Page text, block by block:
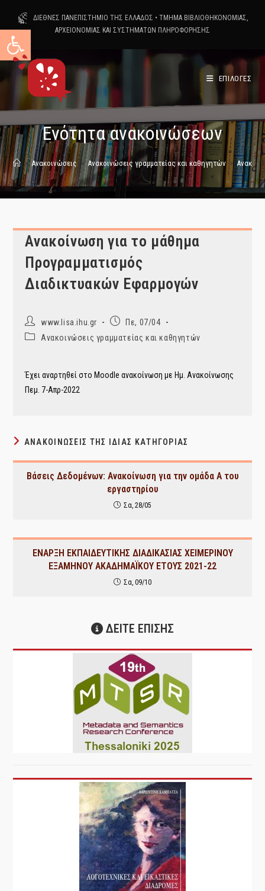
Ανοίξτε τη γραμμή εργαλείων
content
ΔΙΕΘΝΕΣ ΠΑΝΕΠΙΣΤΗΜΙΟ ΤΗΣ ΕΛΛΑΔΟΣ • ΤΜΗΜΑ ΒΙΒΛΙΟΘΗΚΟΝΟΜΙΑΣ,
ΑΡΧΕΙΟΝΟΜΙΑΣ ΚΑΙ ΣΥΣΤΗΜΑΤΩΝ ΠΛΗΡΟΦΟΡΗΣΗΣ
ΕΠΙΛΟΓΕΣ
Ενότητα ανακοινώσεων
> Ανακοινώσεις > Ανακοινώσεις γραμματείας και καθηγητών >
Ανακοίνωση για το μάθημα
Προγραμματισμός
Διαδικτυακών Εφαρμογών
Post
author:
www.lisa.ihu.gr
PostΠε, 07/04
PostΑνακοινώσεις γραμματείας και καθηγητών
Έχει αναρτηθεί στο Moodle ανακοίνωση με Ημ. Ανακοίνωσης
Πεμ. 7-Απρ-2022
ΑΝΑΚΟΙΝΏΣΕΙΣ ΤΗΣ ΊΔΙΑΣ ΚΑΤΗΓΟΡΊΑΣ
Βάσεις Δεδομένων: Ανακοίνωση για την ομάδα Α του
εργαστηρίου
Σα, 28/05
ΕΝΑΡΞΗ ΕΚΠΑΙΔΕΥΤΙΚΗΣ ΔΙΑΔΙΚΑΣΙΑΣ ΧΕΙΜΕΡΙΝΟΥ
ΕΞΑΜΗΝΟΥ ΑΚΑΔΗΜΑΪΚΟΥ ΕΤΟΥΣ 2021-22
Σα, 09/10
ΔΕΙΤΕ ΕΠΙΣΗΣ